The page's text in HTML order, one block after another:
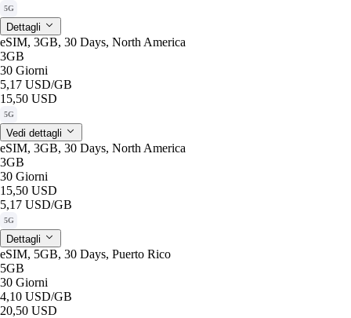
5G
Dettagli
eSIM, 3GB, 30 Days, North America
3GB
30 Giorni
5,17 USD/GB
15,50 USD
5G
Vedi dettagli
eSIM, 3GB, 30 Days, North America
3GB
30 Giorni
15,50 USD
5,17 USD/GB
5G
Dettagli
eSIM, 5GB, 30 Days, Puerto Rico
5GB
30 Giorni
4,10 USD/GB
20,50 USD